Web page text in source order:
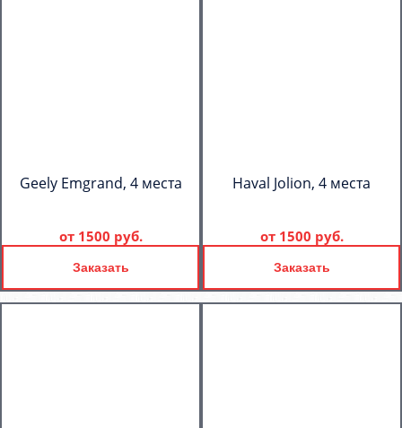
Geely Emgrand, 4 места
от 1500 руб.
Заказать
Haval Jolion, 4 места
от 1500 руб.
Заказать